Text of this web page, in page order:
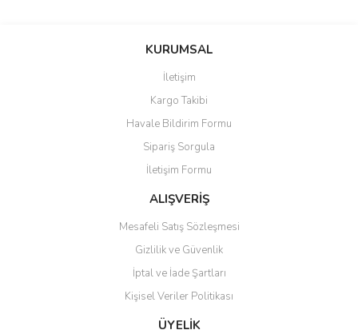
KURUMSAL
İletişim
Kargo Takibi
Havale Bildirim Formu
Sipariş Sorgula
İletişim Formu
ALIŞVERİŞ
Mesafeli Satış Sözleşmesi
Gizlilik ve Güvenlik
İptal ve İade Şartları
Kişisel Veriler Politikası
ÜYELİK